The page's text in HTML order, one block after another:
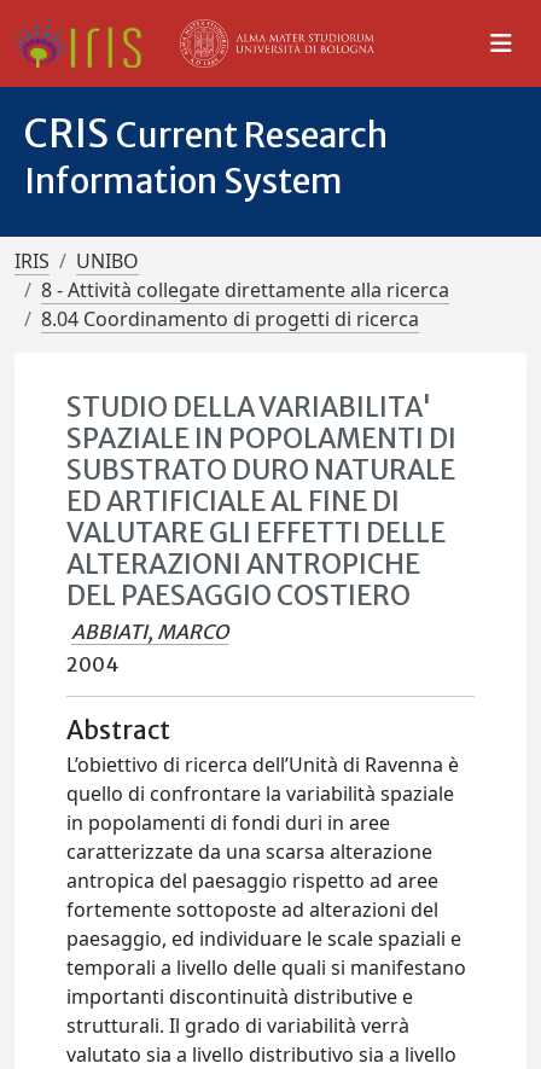
CRIS Current Research
Information System
IRIS
UNIBO
8 - Attività collegate direttamente alla ricerca
8.04 Coordinamento di progetti di ricerca
STUDIO DELLA VARIABILITA'
SPAZIALE IN POPOLAMENTI DI
SUBSTRATO DURO NATURALE
ED ARTIFICIALE AL FINE DI
VALUTARE GLI EFFETTI DELLE
ALTERAZIONI ANTROPICHE
DEL PAESAGGIO COSTIERO
ABBIATI, MARCO
2004
Abstract
L’obiettivo di ricerca dell’Unità di Ravenna è
quello di confrontare la variabilità spaziale
in popolamenti di fondi duri in aree
caratterizzate da una scarsa alterazione
antropica del paesaggio rispetto ad aree
fortemente sottoposte ad alterazioni del
paesaggio, ed individuare le scale spaziali e
temporali a livello delle quali si manifestano
importanti discontinuità distributive e
strutturali. Il grado di variabilità verrà
valutato sia a livello distributivo sia a livello